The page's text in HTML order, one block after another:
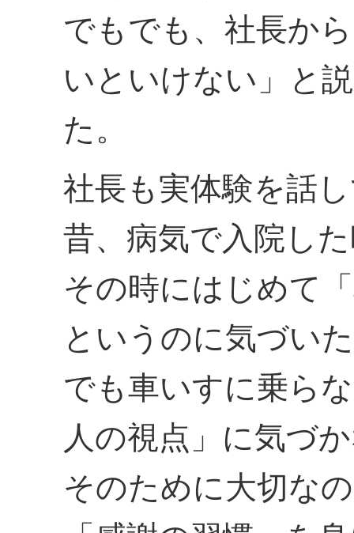
でもでも、社長か
いといけない」と
た。
社長も実体験を話
昔、病気で入院し
その時にはじめて
というのに気づい
でも車いすに乗ら
人の視点」に気づ
そのために大切な